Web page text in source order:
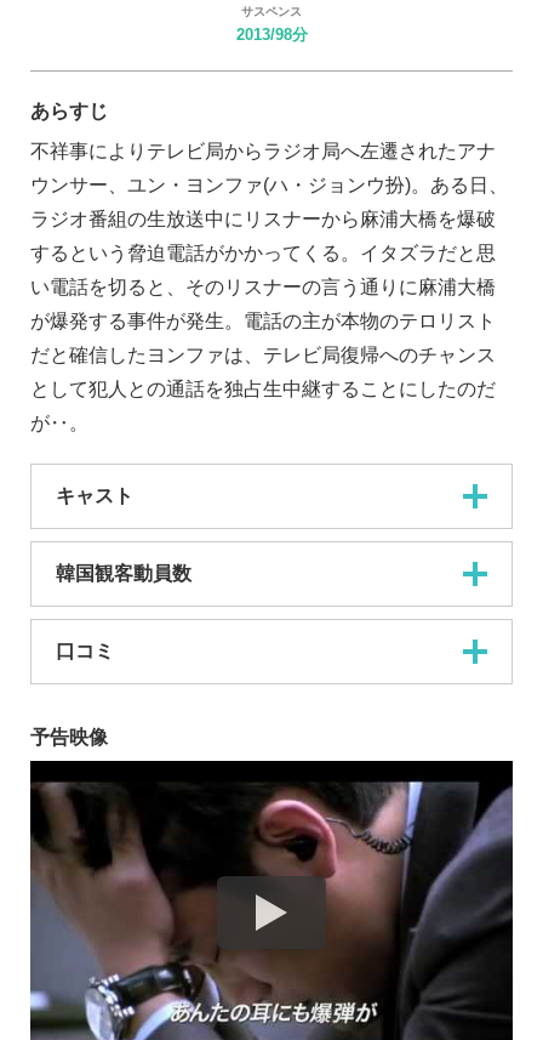
サスペンス
2013/98分
あらすじ
不祥事によりテレビ局からラジオ局へ左遷されたアナ
ウンサー、ユン・ヨンファ(ハ・ジョンウ扮)。ある日、
ラジオ番組の生放送中にリスナーから麻浦大橋を爆破
するという脅迫電話がかかってくる。イタズラだと思
い電話を切ると、そのリスナーの言う通りに麻浦大橋
が爆発する事件が発生。電話の主が本物のテロリスト
だと確信したヨンファは、テレビ局復帰へのチャンス
として犯人との通話を独占生中継することにしたのだ
が‥。
キャスト
韓国観客動員数
口コミ
予告映像